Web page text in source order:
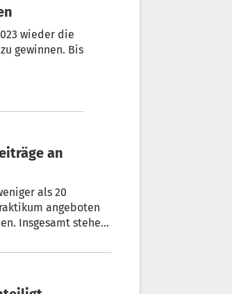
wieder die
gewinnen. Bis
als 20
angeboten
Insgesamt stehen